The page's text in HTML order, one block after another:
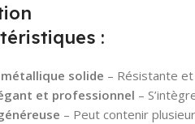
:
solide – Résistante
et professionnel –
– Peut contenir